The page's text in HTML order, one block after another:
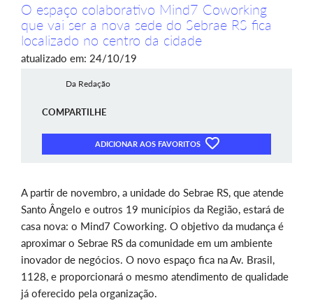
O espaço colaborativo Mind7 Coworking
que vai ser a nova sede do Sebrae RS fica
localizado no centro da cidade
atualizado em: 24/10/19
Da Redação
COMPARTILHE
ADICIONAR AOS FAVORITOS
A partir de novembro, a unidade do Sebrae RS, que atende
Santo Ângelo e outros 19 municípios da Região, estará de
casa nova: o Mind7 Coworking. O objetivo da mudança é
aproximar o Sebrae RS da comunidade em um ambiente
inovador de negócios. O novo espaço fica na Av. Brasil,
1128, e proporcionará o mesmo atendimento de qualidade
já oferecido pela organização.